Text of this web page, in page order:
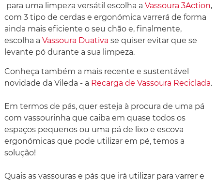
para uma limpeza versátil escolha a Vassoura 3Action,
com 3 tipo de cerdas e ergonómica varrerá de forma
ainda mais eficiente o seu chão e, finalmente,
escolha a Vassoura Duativa se quiser evitar que se
levante pó durante a sua limpeza.
Conheça também a mais recente e sustentável
novidade da Vileda - a Recarga de Vassoura Reciclada.
Em termos de pás, quer esteja à procura de uma pá
com vassourinha que caiba em quase todos os
espaços pequenos ou uma pá de lixo e escova
ergonómicas que pode utilizar em pé, temos a
solução!
Quais as vassouras e pás que irá utilizar para varrer e